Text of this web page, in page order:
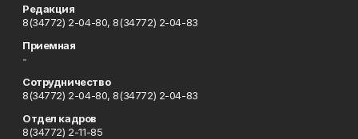
Редакция
8(34772) 2-04-80, 8(34772) 2-04-83
Приемная
-
Сотрудничество
8(34772) 2-04-80, 8(34772) 2-04-83
Отдел кадров
8(34772) 2-11-85